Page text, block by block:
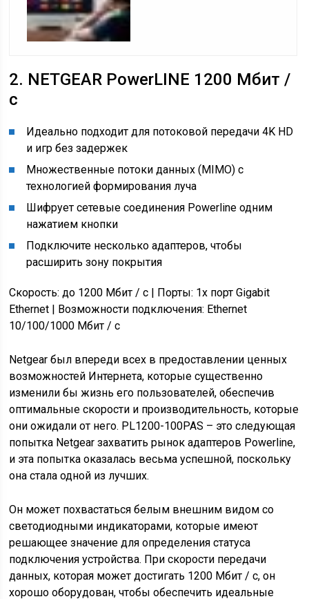
2. NETGEAR PowerLINE 1200 Мбит /
с
Идеально подходит для потоковой передачи 4K HD
и игр без задержек
Множественные потоки данных (MIMO) с
технологией формирования луча
Шифрует сетевые соединения Powerline одним
нажатием кнопки
Подключите несколько адаптеров, чтобы
расширить зону покрытия
Скорость: до 1200 Мбит / с | Порты: 1x порт Gigabit
Ethernet | Возможности подключения: Ethernet
10/100/1000 Мбит / с
Netgear был впереди всех в предоставлении ценных
возможностей Интернета, которые существенно
изменили бы жизнь его пользователей, обеспечив
оптимальные скорости и производительность, которые
они ожидали от него. PL1200-100PAS – это следующая
попытка Netgear захватить рынок адаптеров Powerline,
и эта попытка оказалась весьма успешной, поскольку
она стала одной из лучших.
Он может похвастаться белым внешним видом со
светодиодными индикаторами, которые имеют
решающее значение для определения статуса
подключения устройства. При скорости передачи
данных, которая может достигать 1200 Мбит / с, он
хорошо оборудован, чтобы обеспечить идеальные